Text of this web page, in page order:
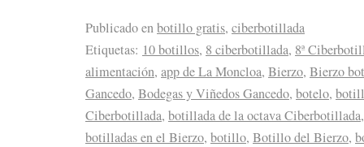
Publicado enbotillo gratis, ciberbotillada
Etiquetas: 10 botillos, 8 ciberbotillada, 8ª
alimentación, app de La Moncloa, Bierzo, Bierzo
Gancedo, Bodegas y Viñedos Gancedo, botelo,
Ciberbotillada, botillada de la octava Ciberbotillada
botilladas en el Bierzo, botillo, Botillo del Bierzo,